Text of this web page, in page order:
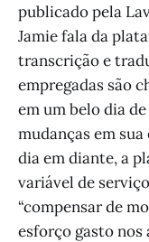
publicado pela
Jamie fala da
transcrição e
empregadas são
em um belo dia
mudanças em
dia em diante, a
variável de
“compensar de
esforço gasto nos